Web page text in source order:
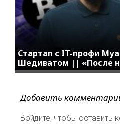
Стартап с IT-профи
Шедиватом || «После
Добавить
Войдите, чтобы оставить